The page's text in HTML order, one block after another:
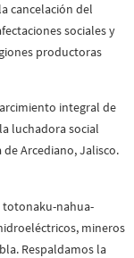
cancelación del
sociales y
productoras
integral de
luchadora social
Arcediano, Jalisco.
totonaku-nahua-
mineros
Respaldamos la